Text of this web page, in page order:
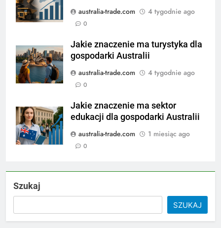
australia-trade.com
4 tygodnie ago
0
Jakie znaczenie ma turystyka dla
gospodarki Australii
australia-trade.com
4 tygodnie ago
0
Jakie znaczenie ma sektor
edukacji dla gospodarki Australii
australia-trade.com
1 miesiąc ago
0
Szukaj
SZUKAJ